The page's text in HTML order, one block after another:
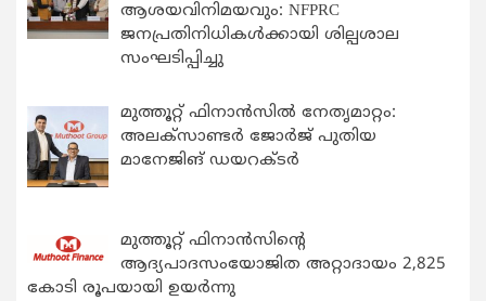
ആശയവിനിമയവും: NFPRC
ജനപ്രതിനിധികൾക്കായി ശില്പശാല
സംഘടിപ്പിച്ചു
മുത്തൂറ്റ് ഫിനാൻസിൽ നേതൃമാറ്റം:
അലക്സാണ്ടർ ജോർജ് പുതിയ
മാനേജിങ് ഡയറക്ടർ
മുത്തൂറ്റ് ഫിനാൻസിന്റെ
ആദ്യപാദസംയോജിത അറ്റാദായം 2,825
കോടി രൂപയായി ഉയർന്നു